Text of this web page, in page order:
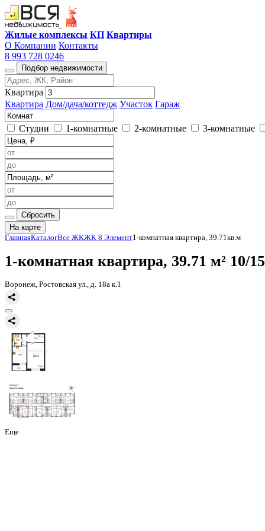
Жилые комплексы КП Квартиры
О Компании Контакты
8 993 728 0246
Подбор недвижимости
Квартира
Квартира Дом/дача/коттедж Участок Гараж
Студии 1-комнатные 2-комнатные 3-комнатные
Сбросить
На карте
Главная
1-комнатная квартира,
Воронеж, Ростовская ул., д. 18а к.1